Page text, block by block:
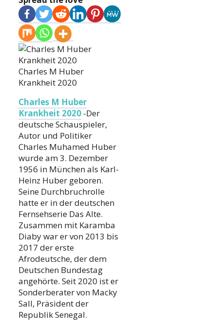
Charles M Huber
Krankheit 2020
Charles M Huber
Krankheit 2020 -Der
deutsche Schauspieler,
Autor und Politiker
Charles Muhamed Huber
wurde am 3. Dezember
1956 in München als Karl-
Heinz Huber geboren.
Seine Durchbruchrolle
hatte er in der deutschen
Fernsehserie Das Alte.
Zusammen mit Karamba
Diaby war er von 2013 bis
2017 der erste
Afrodeutsche, der dem
Deutschen Bundestag
angehörte. Seit 2020 ist er
Sonderberater von Macky
Sall, Präsident der
Republik Senegal.